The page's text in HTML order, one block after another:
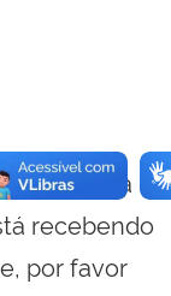
essa
recebendo
por favor